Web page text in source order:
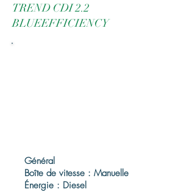
TREND CDI 2.2
BLUEEFFICIENCY
Général
Boîte de vitesse : Manuelle
Énergie : Diesel